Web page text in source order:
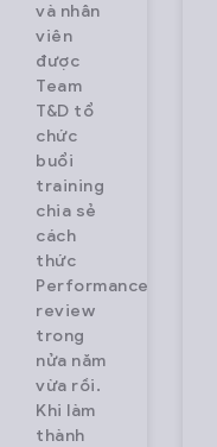
và nhân
viên
được
Team
T&D tổ
chức
buổi
training
chia sẻ
cách
thức
Performance
review
trong
nửa năm
vừa rồi.
Khi làm
thành
chuyến xe,
tuyến với
mỗi tháng.
phủ rộng hầu
hết các
tuyến đường